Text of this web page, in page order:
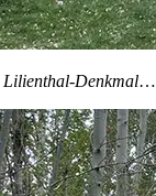
Lilienthal-Denkmal…